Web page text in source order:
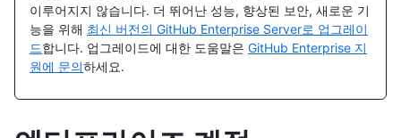
이루어지지 않습니다. 더 뛰어난 성능, 향상된 보안, 새로운 기
능을 위해 최신 버전의 GitHub Enterprise Server로 업그레이
드합니다. 업그레이드에 대한 도움말은 GitHub Enterprise 지
원에 문의하세요.